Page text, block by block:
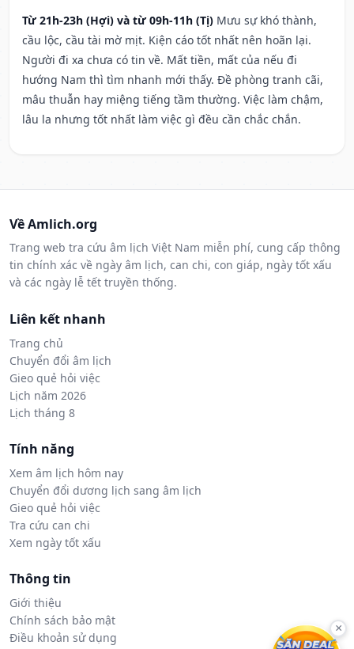
Từ 21h-23h (Hợi) và từ 09h-11h (Tị) Mưu sự khó thành,
cầu lộc, cầu tài mờ mịt. Kiện cáo tốt nhất nên hoãn lại.
Người đi xa chưa có tin về. Mất tiền, mất của nếu đi
hướng Nam thì tìm nhanh mới thấy. Đề phòng tranh cãi,
mâu thuẫn hay miệng tiếng tầm thường. Việc làm chậm,
lâu la nhưng tốt nhất làm việc gì đều cần chắc chắn.
Về Amlich.org
Trang web tra cứu âm lịch Việt Nam miễn phí, cung cấp thông
tin chính xác về ngày âm lịch, can chi, con giáp, ngày tốt xấu
và các ngày lễ tết truyền thống.
Liên kết nhanh
Trang chủ
Chuyển đổi âm lịch
Gieo quẻ hỏi việc
Lịch năm 2026
Lịch tháng 8
Tính năng
Xem âm lịch hôm nay
Chuyển đổi dương lịch sang âm lịch
Gieo quẻ hỏi việc
Tra cứu can chi
Xem ngày tốt xấu
Thông tin
Giới thiệu
Chính sách bảo mật
Điều khoản sử dụng
×